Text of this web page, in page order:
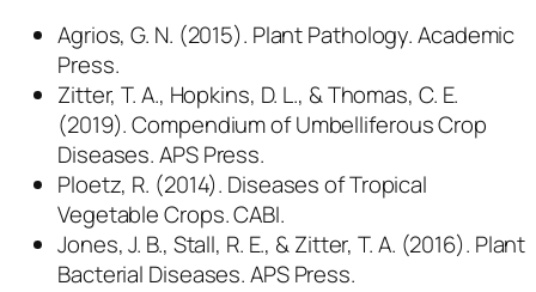
Agrios, G. N. (2015). Plant Pathology. Academic
Press.
Zitter, T. A., Hopkins, D. L., & Thomas, C. E.
(2019). Compendium of Umbelliferous Crop
Diseases. APS Press.
Ploetz, R. (2014). Diseases of Tropical
Vegetable Crops. CABI.
Jones, J. B., Stall, R. E., & Zitter, T. A. (2016). Plant
Bacterial Diseases. APS Press.